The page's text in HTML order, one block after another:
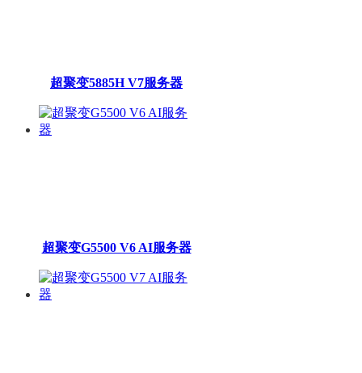
超聚变5885H V7服务器
超聚变G5500 V6 AI服务器